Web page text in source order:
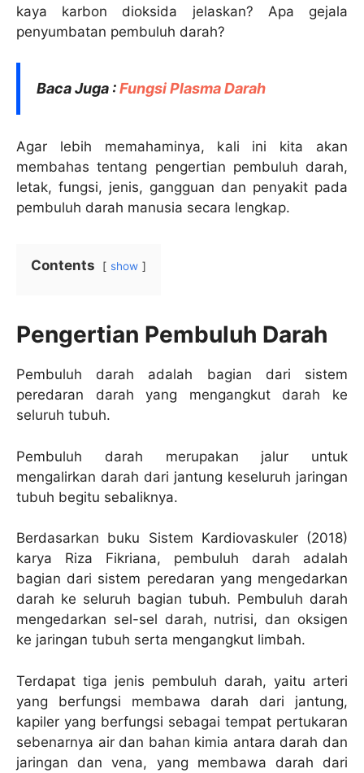
kaya karbon dioksida jelaskan? Apa gejala
penyumbatan pembuluh darah?
Baca Juga :Fungsi Plasma Darah
Agar lebih memahaminya, kali ini kita akan
membahas tentang pengertian pembuluh darah,
letak, fungsi, jenis, gangguan dan penyakit pada
pembuluh darah manusia secara lengkap.
Contents show
Pengertian Pembuluh Darah
Pembuluh darah adalah bagian dari sistem
peredaran darah yang mengangkut darah ke
seluruh tubuh.
Pembuluh darah merupakan jalur untuk
mengalirkan darah dari jantung keseluruh jaringan
tubuh begitu sebaliknya.
Berdasarkan buku Sistem Kardiovaskuler (2018)
karya Riza Fikriana, pembuluh darah adalah
bagian dari sistem peredaran yang mengedarkan
darah ke seluruh bagian tubuh. Pembuluh darah
mengedarkan sel-sel darah, nutrisi, dan oksigen
ke jaringan tubuh serta mengangkut limbah.
Terdapat tiga jenis pembuluh darah, yaitu arteri
yang berfungsi membawa darah dari jantung,
kapiler yang berfungsi sebagai tempat pertukaran
sebenarnya air dan bahan kimia antara darah dan
jaringan dan vena, yang membawa darah dari